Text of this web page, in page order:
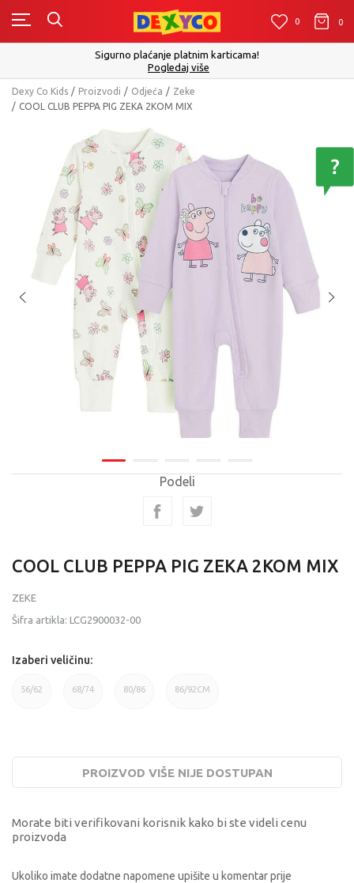
0 0
Sigurno plaćanje platnim karticama!
Pogledaj više
Dexy Co Kids Proizvodi Odjeća
Zeke
COOL CLUB PEPPA PIG ZEKA 2KOM MIX
Podeli
COOL CLUB PEPPA PIG ZEKA 2KOM MIX
ZEKE
Šifra artikla: LCG2900032-00
Izaberi veličinu:
56/62 68/74 80/86 86/92CM
PROIZVOD VIŠE NIJE DOSTUPAN
Morate biti verifikovani korisnik kako bi ste videli cenu
proizvoda
Ukoliko imate dodatne napomene upišite u komentar prije